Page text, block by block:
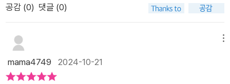
빛났어. 누군가 노래를 불러. 난 단번에 알아 들었어. 그건 먼 옛
들으면 한 번에 알 수 있다고 말했어. 아빠 말대로였어. 금세 마음
이 편안해졌어.'따듯해.'노랫소리가 내 몸을 감싸고 나를 웃게 했
어. 딱 한 번만이라도 좋으니 진짜 들개왕의 얼굴을 보고 싶어. ⠀
#들개왕 #곽영미 #장편동화 #해랑 그림 #책읽는곰 #제1회책읽
무치게 그리운 아빠는 결국 집을 나가게 됩니다.엄마를 닮은 형
은 일곱형제를 다 키울 수 없었던 집주인에 사정에 의해 각각 다
른 주인에게로 가게됩니다.#검정고양이_빛유독 아빠를 닮았
던 '달' 은 아파트 생활이 갑갑하기만 한데요, 달이 자유를 찾아 떠
나야겠다고 생각한 순간,이제 달은 반려견 에서 들개가 되는 순간
이 백두 대간을 파고드는 장면에서는 누구나 마음 속에 가지고 있
있다. 달은 묶여서 자란 시골개이고 주인은 그것이 가장 안전한
하지만 편안한 것이 최선은 아니다. 자유와 책임은 존재를 성장하
공감 (0) 댓글 (0)
mama4749 2024-10-21